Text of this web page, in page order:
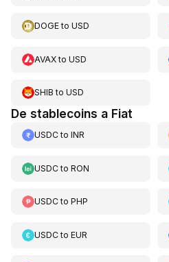
DOGEto USD
AVAXto USD
SHIB to USD
De stablecoins a Fiat
USDCto INR
USDCto RON
USDCto PHP
USDCto EUR